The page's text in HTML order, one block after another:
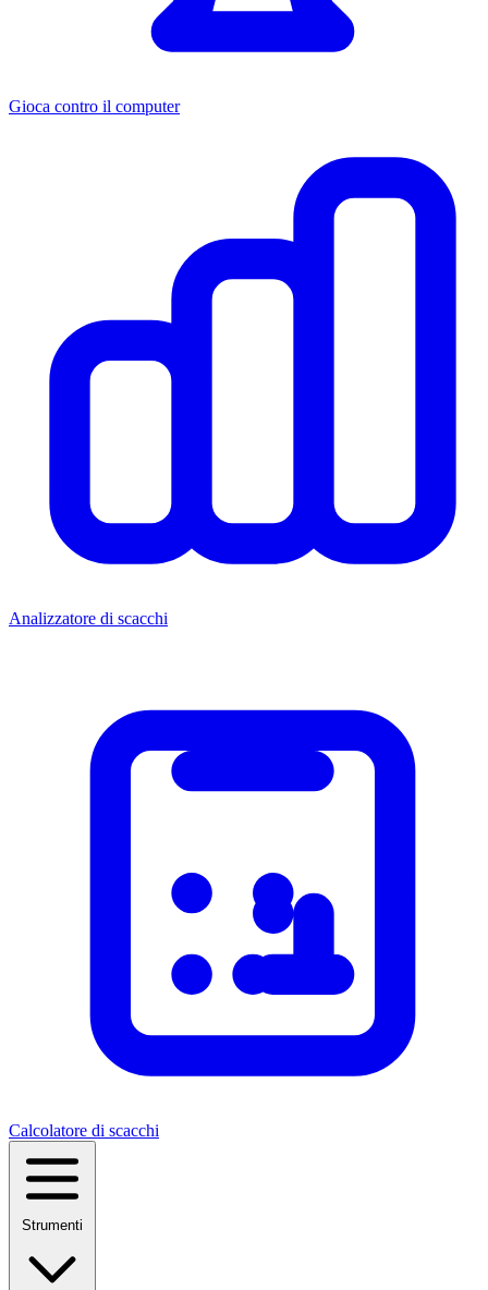
Gioca contro il computer
Analizzatore di scacchi
Calcolatore di scacchi
Strumenti